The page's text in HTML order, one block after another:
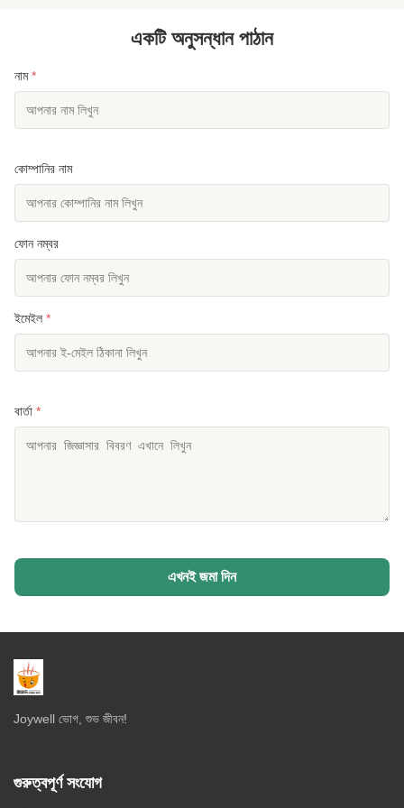
একটি অনুসন্ধান পাঠান
নাম*
কোম্পানির নাম
ফোন নম্বর
ইমেইল *
বার্তা *
এখনই জমা দিন
Joywell ভোগ, শুভ জীবন!
গুরুত্বপূর্ণ সংযোগ